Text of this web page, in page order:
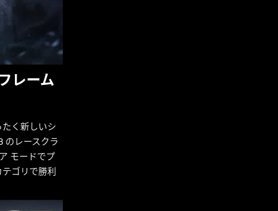
レーム
く新しいシ
のレースクラ
モードでプ
ゴリで勝利